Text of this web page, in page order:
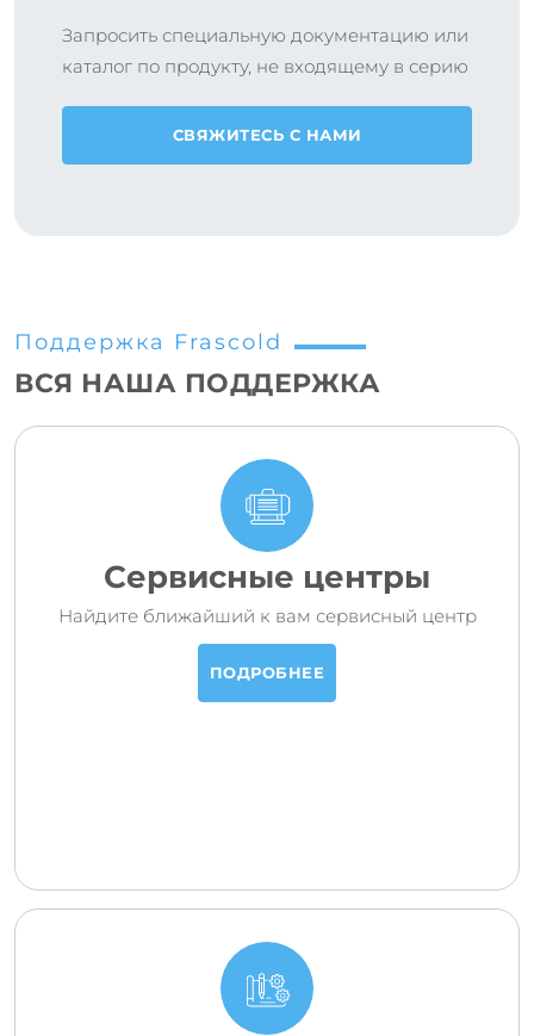
Запросить специальную документацию или
каталог по продукту, не входящему в серию
СВЯЖИТЕСЬ С НАМИ
Поддержка Frascold
ВСЯ НАША ПОДДЕРЖКА
Сервисные центры
Найдите ближайший к вам сервисный центр
ПОДРОБНЕЕ